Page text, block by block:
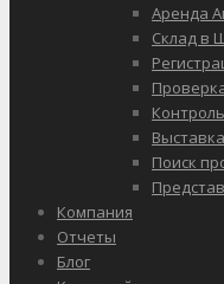
Аренда
Склад в
Поиск
Компания
Отчеты
Блог